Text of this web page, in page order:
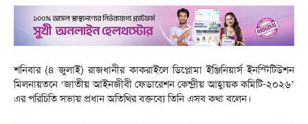
শনিবার (৪ জুলাই) রাজধানীর কাকরাইলে ডিপ্লোমা ইঞ্জিনিয়ার্স ইনস্টিটিউশন
মিলনায়তনে ‘জাতীয় আইনজীবী ফেডারেশন কেন্দ্রীয় আহ্বায়ক কমিটি-২০২৬’
এর পরিচিতি সভায় প্রধান অতিথির বক্তব্যে তিনি এসব কথা বলেন।